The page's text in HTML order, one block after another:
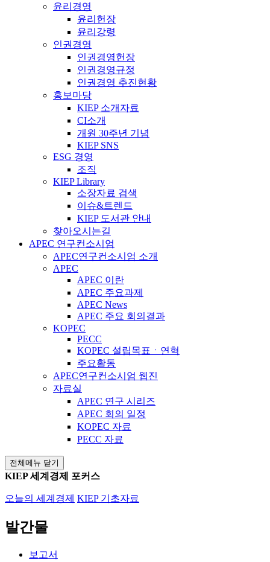
윤리경영
윤리헌장
윤리강령
인권경영
인권경영헌장
인권경영규정
인권경영 추진현황
홍보마당
KIEP 소개자료
CI소개
개원 30주년 기념
KIEP SNS
ESG 경영
조직
KIEP Library
소장자료 검색
이슈&트렌드
KIEP 도서관 안내
찾아오시는길
APEC 연구컨소시엄
APEC연구컨소시엄 소개
APEC
APEC 이란
APEC 주요과제
APEC News
APEC 주요 회의결과
KOPEC
PECC
KOPEC 설립목표ㆍ연혁
주요활동
APEC연구컨소시엄 웹진
자료실
APEC 연구 시리즈
APEC 회의 일정
KOPEC 자료
PECC 자료
전체메뉴 닫기
KIEP 세계경제 포커스
오늘의 세계경제 KIEP 기초자료
발간물
보고서